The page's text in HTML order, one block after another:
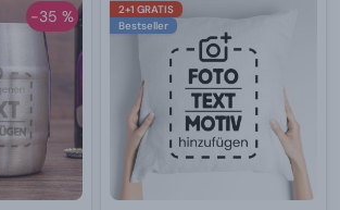
-35 %
2+1 GRATIS
Bestseller